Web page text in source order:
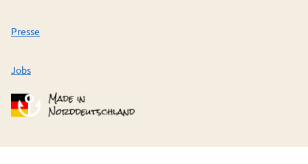
Presse
Jobs